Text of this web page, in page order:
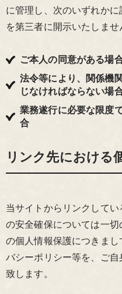
に管理し、次のいずれか
を第三者に開示いたしませ
ご本人の同意がある場
法令等により、関係機
じなければならない場
業務遂行に必要な限度
合
リンク先における
当サイトからリンクして
の安全確保については一
の個人情報保護につきま
バシーポリシー等を、ご
致します。